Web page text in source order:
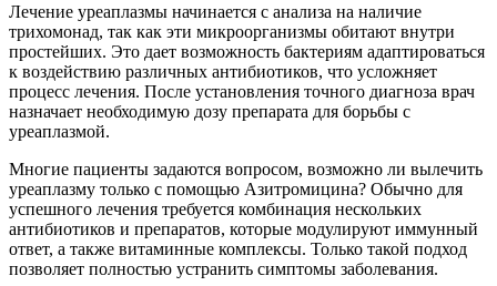
Лечение уреаплазмы начинается с анализа на наличие
трихомонад, так как эти микроорганизмы обитают внутри
простейших. Это дает возможность бактериям адаптироваться
к воздействию различных антибиотиков, что усложняет
процесс лечения. После установления точного диагноза врач
назначает необходимую дозу препарата для борьбы с
уреаплазмой.
Многие пациенты задаются вопросом, возможно ли вылечить
уреаплазму только с помощью Азитромицина? Обычно для
успешного лечения требуется комбинация нескольких
антибиотиков и препаратов, которые модулируют иммунный
ответ, а также витаминные комплексы. Только такой подход
позволяет полностью устранить симптомы заболевания.